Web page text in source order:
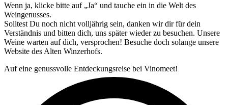
Wenn ja, klicke bitte auf „Ja“ und tauche ein in die Welt des
Weingenusses.
Solltest Du noch nicht volljährig sein, danken wir dir für dein
Verständnis und bitten dich, uns später wieder zu besuchen. Unsere
Weine warten auf dich, versprochen! Besuche doch solange unsere
Website des Alten Winzerhofs.
Auf eine genussvolle Entdeckungsreise bei Vinomeet!